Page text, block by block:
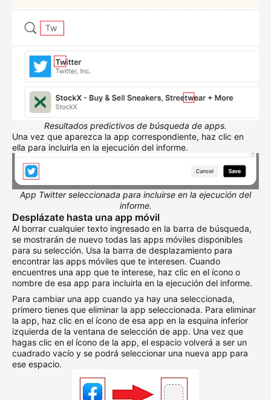
Resultados predictivos de búsqueda de apps.
Una vez que aparezca la app correspondiente, haz clic en
ella para incluirla en la ejecución del informe.
App Twitter seleccionada para incluirse en la ejecución del
informe.
Desplázate hasta una app móvil
Al borrar cualquier texto ingresado en la barra de búsqueda,
se mostrarán de nuevo todas las apps móviles disponibles
para su selección. Usa la barra de desplazamiento para
encontrar las apps móviles que te interesen. Cuando
encuentres una app que te interese, haz clic en el ícono o
nombre de esa app para incluirla en la ejecución del informe.
Para cambiar una app cuando ya hay una seleccionada,
primero tienes que eliminar la app seleccionada. Para eliminar
la app, haz clic en el ícono de esa app en la esquina inferior
izquierda de la ventana de selección de app. Una vez que
hagas clic en el ícono de la app, el espacio volverá a ser un
cuadrado vacío y se podrá seleccionar una nueva app para
ese espacio.